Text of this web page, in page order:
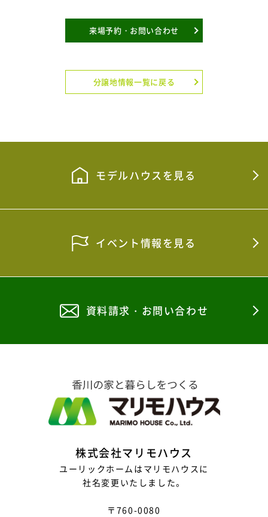
来場予約・お問い合わせ
分譲地情報一覧に戻る
モデルハウスを見る
イベント情報を見る
資料請求・お問い合わせ
株式会社マリモハウス
ユーリックホームはマリモハウスに
社名変更いたしました。
〒760-0080